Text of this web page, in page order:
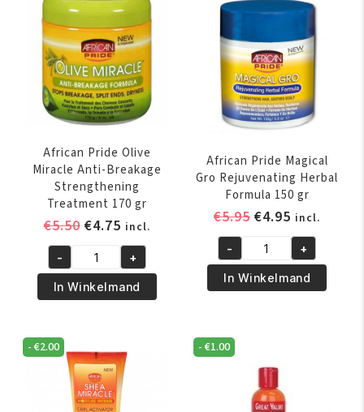
African Pride Olive
Miracle Anti-Breakage
Strengthening
Treatment 170 gr
€5.50 Oorspronkelijke
was:
€5.50.
€4.75Huidige
prijs
is:
€4.75.
incl.
African
Pride
Olive
Anti-
Breakage
Strengthening
Treatment
- +
In Winkelmand
African Pride Magical
Gro Rejuvenating Herbal
Formula 150 gr
€5.95
was:
€5.95.
€4.95 Huidige
prijs
is:
€4.95.
incl.
African
Pride
Magical
Rejuvenating
Herbal
Formula
- +
In Winkelmand
-€2.00 -€1.00